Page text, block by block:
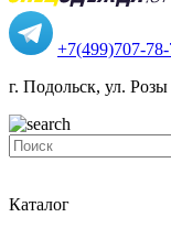
+7(499)707-
г. Подольск, ул.
Каталог